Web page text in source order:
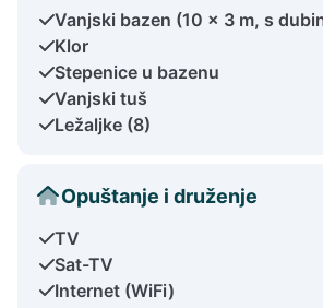
Vanjski bazen (10 x 3 m, s
Klor
Stepenice u bazenu
Vanjski tuš
Ležaljke (8)
Opuštanje i druženje
TV
Sat-TV
Internet (WiFi)